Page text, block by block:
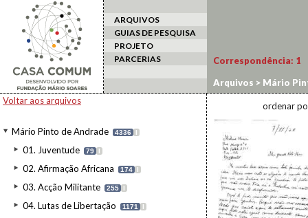
ARQUIVOS
GUIAS DE PESQUISA
PROJETO
PARCERIAS
Voltar aos arquivos
Mário Pinto de Andrade 4336 I
01. Juventude 79 I
02. Afirmação Africana 174 I
03. Acção Militante 255 I
04. Lutas de Libertação 1171 I
Correspondência: 1
Arquivos > Mário
ordenar